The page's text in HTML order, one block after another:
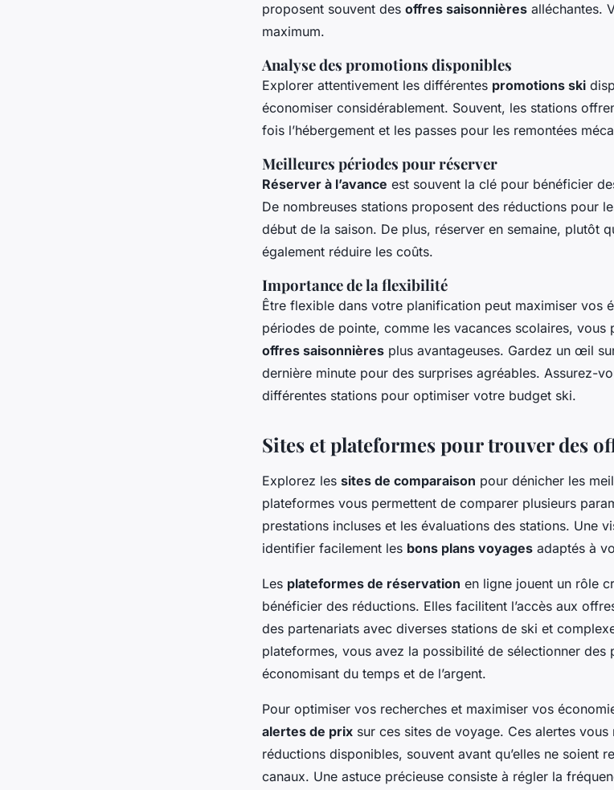
proposent souvent des offres saisonnières alléchantes.
maximum.
Analyse des promotions disponibles
Explorer attentivement les différentes promotions ski
économiser considérablement. Souvent, les stations
fois l’hébergement et les passes pour les remontées
Meilleures périodes pour réserver
Réserver à l’avance est souvent la clé pour bénéficier
De nombreuses stations proposent des réductions pour
début de la saison. De plus, réserver en semaine, plutôt
également réduire les coûts.
Importance de la flexibilité
Être flexible dans votre planification peut maximiser vos
périodes de pointe, comme les vacances scolaires, vous
offres saisonnières plus avantageuses. Gardez un œil
dernière minute pour des surprises agréables. Assurez-
différentes stations pour optimiser votre budget ski.
Sites et plateformes pour trouver des
Explorez les sites de comparaison pour dénicher les
plateformes vous permettent de comparer plusieurs
prestations incluses et les évaluations des stations. Une
identifier facilement les bons plans voyages adaptés à
Les plateformes de réservation en ligne jouent un rôle
bénéficier des réductions. Elles facilitent l’accès aux
des partenariats avec diverses stations de ski et
plateformes, vous avez la possibilité de sélectionner des
économisant du temps et de l’argent.
Pour optimiser vos recherches et maximiser vos
alertes de prix sur ces sites de voyage. Ces alertes
réductions disponibles, souvent avant qu’elles ne soient
canaux. Une astuce précieuse consiste à régler la